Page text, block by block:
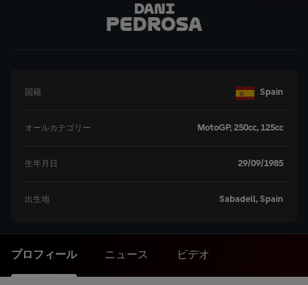
Dani
Pedrosa
国籍 Spain
オールカテゴリー MotoGP, 250cc, 125cc
生年月日 29/09/1985
出生地 Sabadell, Spain
プロフィール ニュース ビデオ